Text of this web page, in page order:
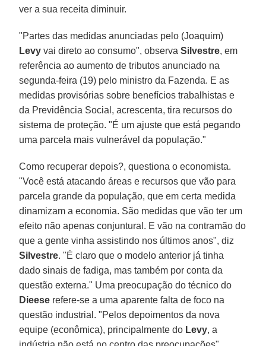
ver a sua receita diminuir.
"Partes das medidas anunciadas pelo (Joaquim)
Levy vai direto ao consumo", observaSilvestre, em
referência ao aumento de tributos anunciado na
segunda-feira (19) pelo ministro da Fazenda. E as
medidas provisórias sobre benefícios trabalhistas e
da Previdência Social, acrescenta, tira recursos do
sistema de proteção. "É um ajuste que está pegando
uma parcela mais vulnerável da população."
Como recuperar depois?, questiona o economista.
"Você está atacando áreas e recursos que vão para
parcela grande da população, que em certa medida
dinamizam a economia. São medidas que vão ter um
efeito não apenas conjuntural. E vão na contramão do
que a gente vinha assistindo nos últimos anos", diz
Silvestre. "É claro que o modelo anterior já tinha
dado sinais de fadiga, mas também por conta da
questão externa." Uma preocupação do técnico do
Dieese refere-se a uma aparente falta de foco na
questão industrial. "Pelos depoimentos da nova
equipe (econômica), principalmente do Levy, a